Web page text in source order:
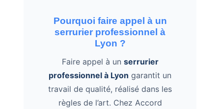
Pourquoi faire appel à un
serrurier professionnel à
Lyon ?
Faire appel à un serrurier
professionnel à Lyon garantit un
travail de qualité, réalisé dans les
règles de l’art. Chez Accord